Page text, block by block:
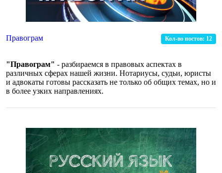
Правограм Кол-во постов: 12
"Правограм" - разбираемся в правовых аспектах в
различных сферах нашей жизни. Нотариусы, судьи, юристы
и адвокаты готовы рассказать не только об общих темах, но и
в более узких направлениях.